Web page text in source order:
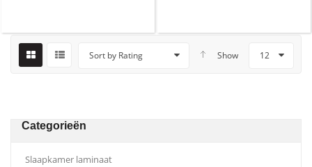
Sort by Rating Show 12
Categorieën
Slaapkamer laminaat